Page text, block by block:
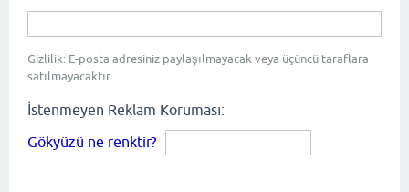
Gizlilik: E-posta adresiniz paylaşılmayacak veya üçüncü taraflara
satılmayacaktır.
İstenmeyen Reklam Koruması:
Gökyüzü ne renktir?